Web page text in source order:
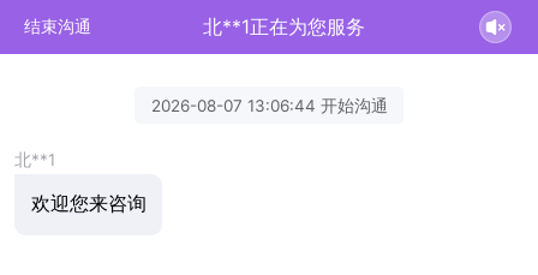
结束沟通 北**1正在为您服务
2026-08-07 13:06:44 开始沟通
北**1
欢迎您来咨询